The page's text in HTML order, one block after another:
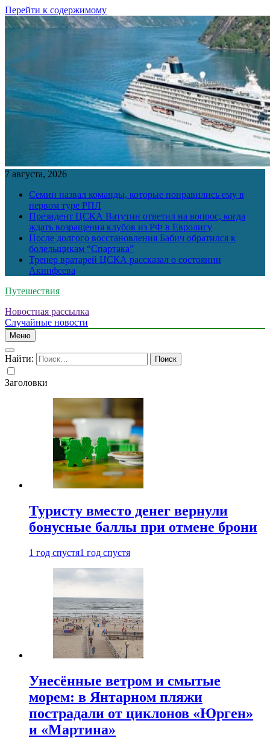
Перейти к содержимому
7 августа, 2026
Семин назвал команды, которые понравились ему в
первом туре РПЛ
Президент ЦСКА Ватутин ответил на вопрос, когда
ждать возращения клубов из РФ в Евролигу
После долгого восстановления Бабич обратился к
болельщикам “Спартака”
Тренер вратарей ЦСКА рассказал о состоянии
Акинфеева
Путешествия
Новостная рассылка
Случайные новости
Меню
Найти:
Заголовки
Туристу вместо денег вернули
бонусные баллы при отмене брони
1 год спустя1 год спустя
Унесённые ветром и смытые
морем: в Янтарном пляжи
пострадали от циклонов «Юрген»
и «Мартина»